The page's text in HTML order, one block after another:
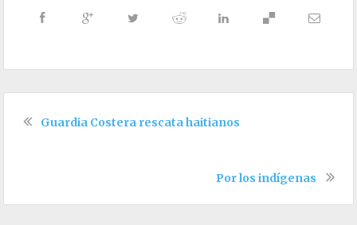
Guardia Costera rescata haitianos
Por los indígenas